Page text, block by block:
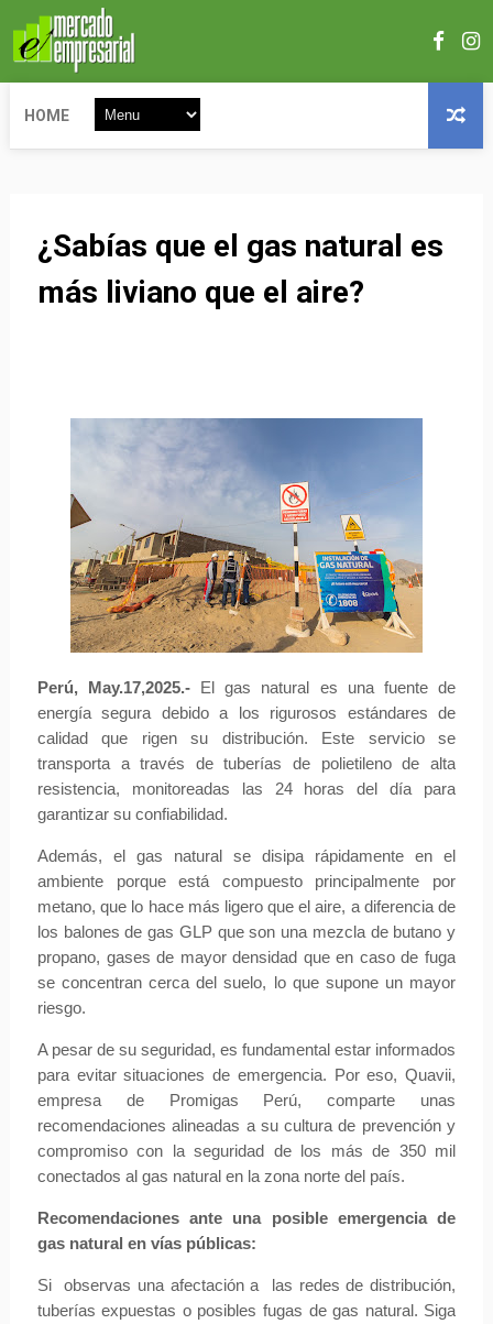
HOME
¿Sabías que el gas natural es
más liviano que el aire?
Perú, May.17,2025.- El gas natural es una fuente de
energía segura debido a los rigurosos estándares de
calidad que rigen su distribución. Este servicio se
transporta a través de tuberías de polietileno de alta
resistencia, monitoreadas las 24 horas del día para
garantizar su confiabilidad.
Además, el gas natural se disipa rápidamente en el
ambiente porque está compuesto principalmente por
metano, que lo hace más ligero que el aire, a diferencia de
los balones de gas GLP que son una mezcla de butano y
propano, gases de mayor densidad que en caso de fuga
se concentran cerca del suelo, lo que supone un mayor
riesgo.
A pesar de su seguridad, es fundamental estar informados
para evitar situaciones de emergencia. Por eso, Quavii,
empresa de Promigas Perú, comparte unas
recomendaciones alineadas a su cultura de prevención y
compromiso con la seguridad de los más de 350 mil
conectados al gas natural en la zona norte del país.
Recomendaciones ante una posible emergencia de
gas natural en vías públicas:
Si observas una afectación a las redes de distribución,
tuberías expuestas o posibles fugas de gas natural. Siga